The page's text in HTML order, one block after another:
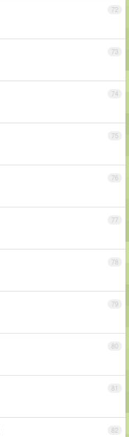
72
73
74
75
76
77
78
79
80
81
82